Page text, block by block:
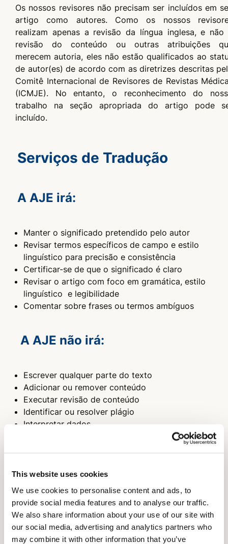
This website uses cookies
We use cookies to personalise content and ads, to
provide social media features and to analyse our traffic.
We also share information about your use of our site with
our social media, advertising and analytics partners who
may combine it with other information that you’ve
Os nossos revisores não precisam ser incluídos em
artigo como autores. Como os nossos
realizam apenas a revisão da língua inglesa, e não
revisão do conteúdo ou outras atribuições
merecem autoria, eles não estão qualificados ao
de autor(es) de acordo com as diretrizes descritas
Comitê Internacional de Revisores de Revistas
(ICMJE). No entanto, o reconhecimento do
trabalho na seção apropriada do artigo pode
incluído.
Serviços de Tradução
A AJE irá:
Manter o significado pretendido pelo autor
Revisar termos específicos de campo e estilo
linguístico para precisão e consistência
Certificar-se de que o significado é claro
Revisar o artigo com foco em gramática, estilo
linguístico e legibilidade
Comentar sobre frases ou termos ambíguos
A AJE não irá:
Escrever qualquer parte do texto
Adicionar ou remover conteúdo
Executar revisão de conteúdo
Identificar ou resolver plágio
Interpretar dados
Reduzir ou aumentar deliberadamente a contagem
Interpretar dados ou tirar conclusões
Tornar-se um autor no documento
Aceitar artigos em forma de rascunho
Executar a revisão de cópias para aplicar requisitos
específicos da revista